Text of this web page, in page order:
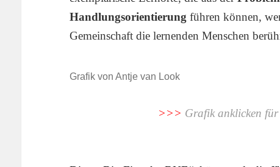
Handlungsorientierung führen können,
Gemeinschaft die lernenden Menschen
Grafik von Antje van Look
>>> Grafik anklicken